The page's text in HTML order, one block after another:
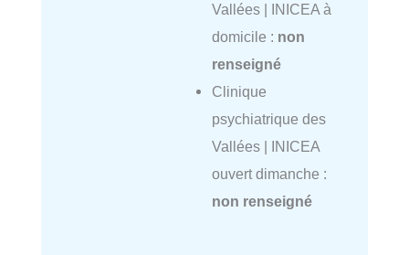
Vallées | INICEA à
domicile : non
renseigné
Clinique
psychiatrique des
Vallées | INICEA
ouvert dimanche :
non renseigné